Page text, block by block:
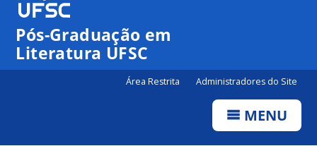
Pós-Graduação em
Literatura UFSC
Área Restrita Administradores do Site
MENU